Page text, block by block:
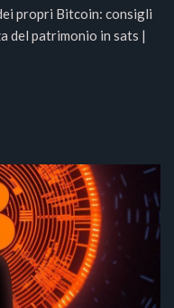
propri Bitcoin: consigli
del patrimonio in sats |